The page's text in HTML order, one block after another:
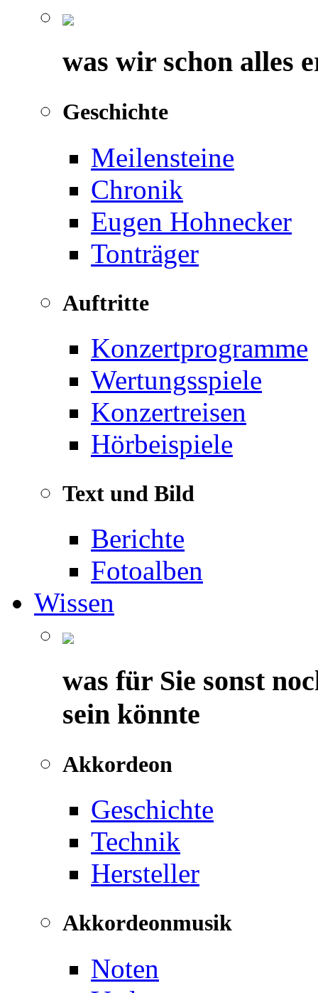
was wir schon alles
Geschichte
Meilensteine
Chronik
Eugen Hohnecker
Tonträger
Auftritte
Konzertprogramme
Wertungsspiele
Konzertreisen
Hörbeispiele
Text und Bild
Berichte
Fotoalben
Wissen
was für Sie sonst
sein könnte
Akkordeon
Geschichte
Technik
Hersteller
Akkordeonmusik
Noten